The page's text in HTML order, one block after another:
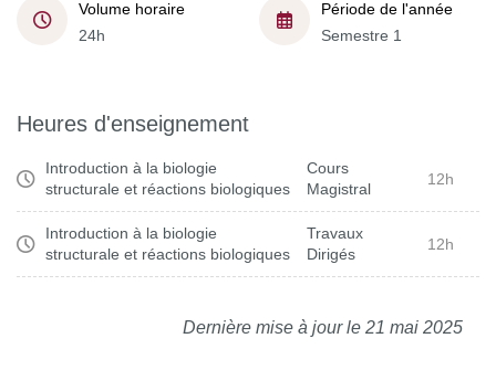
Volume horaire
24h
Période de l'année
Semestre 1
Heures d'enseignement
Introduction à la biologie
structurale et réactions biologiques
Cours
Magistral
12h
Introduction à la biologie
structurale et réactions biologiques
Travaux
Dirigés
12h
Dernière mise à jour le 21 mai 2025